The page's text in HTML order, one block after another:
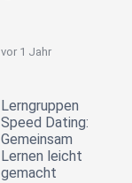
vor 1 Jahr
Lerngruppen
Speed Dating:
Gemeinsam
Lernen leicht
gemacht